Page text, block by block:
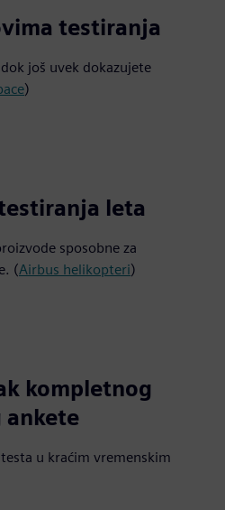
testiranja
još uvek dokazujete
)
leta
sposobne za
(Airbus helikopteri)
kompletnog
ankete
u kraćim vremenskim